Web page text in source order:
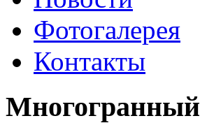
Фотогалерея
Контакты